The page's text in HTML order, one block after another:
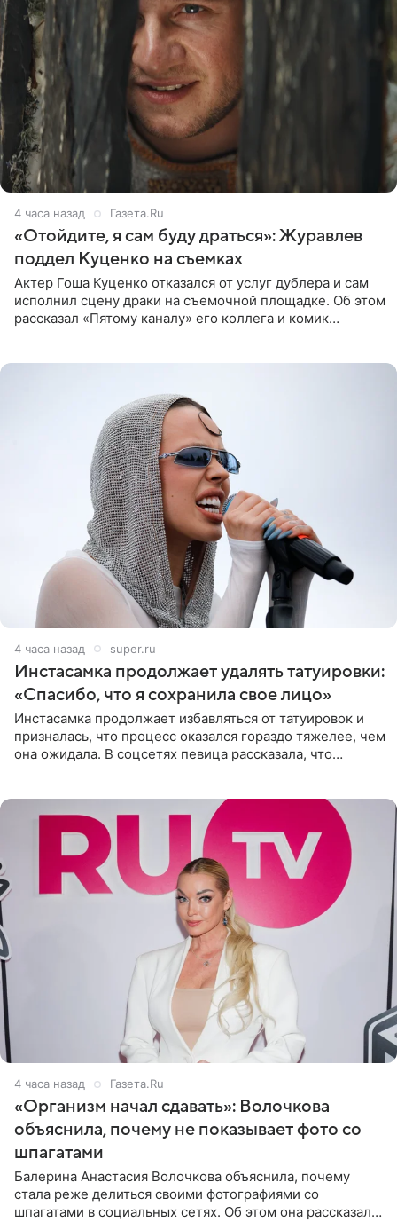
4 часа назад Газета.Ru
«Отойдите, я сам буду драться»: Журавлев
поддел Куценко на съемках
Актер Гоша Куценко отказался от услуг дублера и сам
исполнил сцену драки на съемочной площадке. Об этом
рассказал «Пятому каналу» его коллега и комик
4 часа назад super.ru
Инстасамка продолжает удалять татуировки:
«Спасибо, что я сохранила свое лицо»
Инстасамка продолжает избавляться от татуировок и
призналась, что процесс оказался гораздо тяжелее, чем
она ожидала. В соцсетях певица рассказала, что
4 часа назад Газета.Ru
«Организм начал сдавать»: Волочкова
объяснила, почему не показывает фото со
шпагатами
Балерина Анастасия Волочкова объяснила, почему
стала реже делиться своими фотографиями со
шпагатами в социальных сетях. Об этом она рассказала